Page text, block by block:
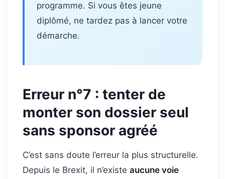
programme. Si vous êtes jeune
diplômé, ne tardez pas à lancer votre
démarche.
Erreur n°7 : tenter de
monter son dossier seul
sans sponsor agréé
C’est sans doute l’erreur la plus structurelle.
Depuis le Brexit, il n’existe aucune voie